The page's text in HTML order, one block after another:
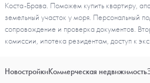
Коста-Брава. Поможем купить квартиру,
земельный участок у моря. Персональный
сопровождение и проверка документов.
комиссии, ипотека резидентам, доступ к
НовостройкиКоммерческая недвижимость